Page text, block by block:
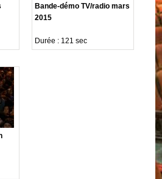
Bande-démo TV/radio mars
2015
Durée : 121 sec